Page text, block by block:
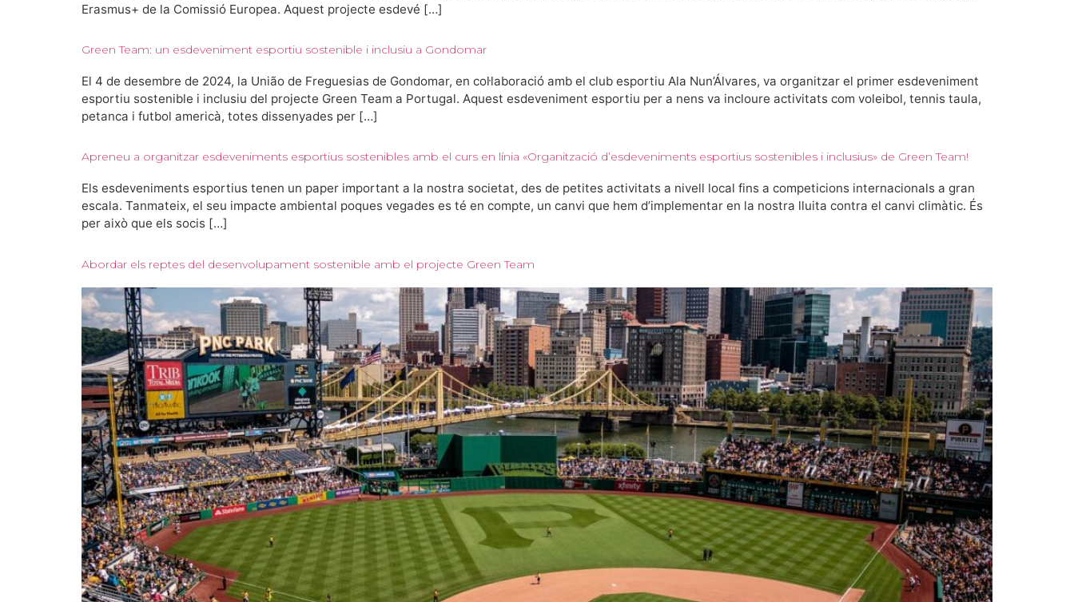
Erasmus+ de la Comissió Europea. Aquest projecte esdevé […]
Green Team: un esdeveniment esportiu sostenible i inclusiu a Gondomar
El 4 de desembre de 2024, la União de Freguesias de Gondomar, en col·laboració amb el club esportiu Ala Nun’Álvares, va organitzar el primer esdeveniment
esportiu sostenible i inclusiu del projecte Green Team a Portugal. Aquest esdeveniment esportiu per a nens va incloure activitats com voleibol, tennis taula,
petanca i futbol americà, totes dissenyades per […]
Apreneu a organitzar esdeveniments esportius sostenibles amb el curs en línia «Organització d’esdeveniments esportius sostenibles i inclusius» de Green Team!
Els esdeveniments esportius tenen un paper important a la nostra societat, des de petites activitats a nivell local fins a competicions internacionals a gran
escala. Tanmateix, el seu impacte ambiental poques vegades es té en compte, un canvi que hem d’implementar en la nostra lluita contra el canvi climàtic. És
per això que els socis […]
Abordar els reptes del desenvolupament sostenible amb el projecte Green Team